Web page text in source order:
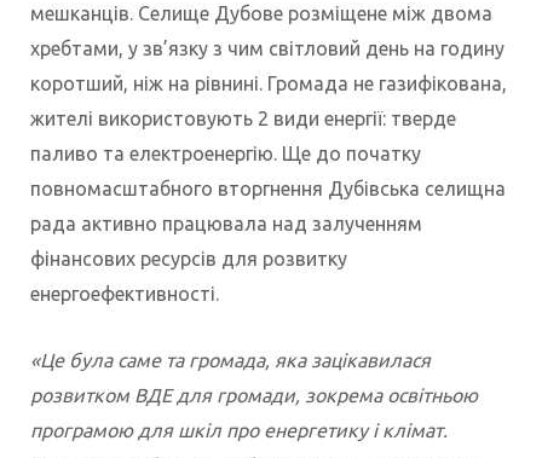
мешканців. Селище Дубове розміщене між двома
хребтами, у зв’язку з чим світловий день на годину
коротший, ніж на рівнині. Громада не газифікована,
жителі використовують 2 види енергії: тверде
паливо та електроенергію. Ще до початку
повномасштабного вторгнення Дубівська селищна
рада активно працювала над залученням
фінансових ресурсів для розвитку
енергоефективності.
«Це була саме та громада, яка зацікавилася
розвитком ВДЕ для громади, зокрема освітньою
програмою для шкіл про енергетику і клімат.